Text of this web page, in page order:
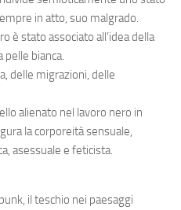
in atto, suo malgrado.
è stato associato all’idea della
pelle bianca.
delle migrazioni, delle
alienato nel lavoro nero in
la corporeità sensuale,
asessuale e feticista.
il teschio nei paesaggi